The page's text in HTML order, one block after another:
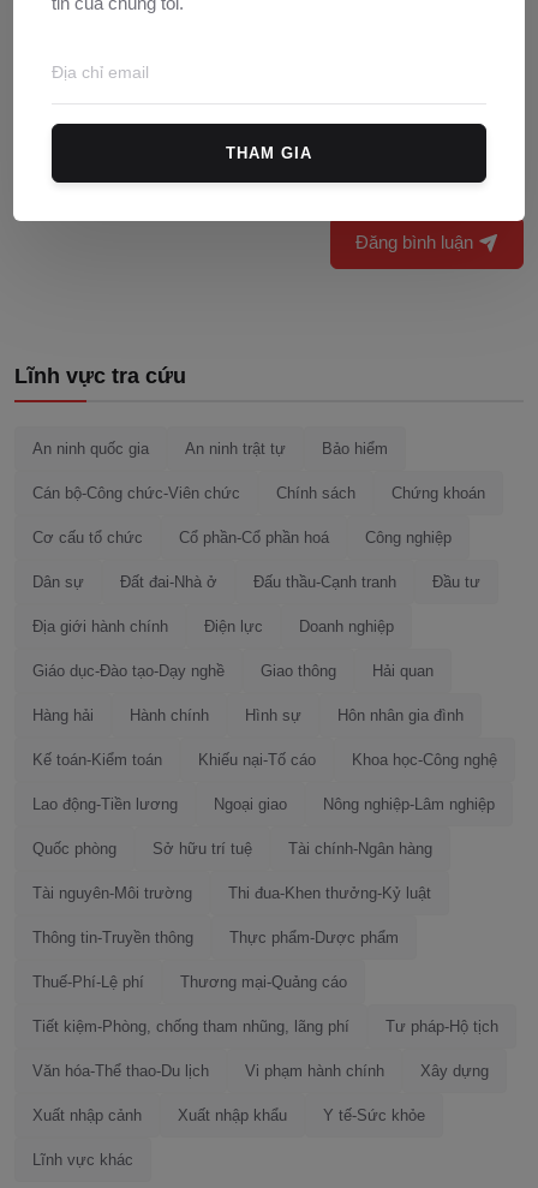
Đăng bình luận
Lĩnh vực tra cứu
An ninh quốc gia An ninh trật tự Bảo hiểm
Cán bộ-Công chức-Viên chức Chính sách Chứng khoán
Cơ cấu tổ chức Cổ phần-Cổ phần hoá Công nghiệp
Dân sự Đất đai-Nhà ở Đấu thầu-Cạnh tranh Đầu tư
Địa giới hành chính Điện lực Doanh nghiệp
Giáo dục-Đào tạo-Dạy nghề Giao thông Hải quan
Hàng hải Hành chính Hình sự Hôn nhân gia đình
Kế toán-Kiểm toán Khiếu nại-Tố cáo Khoa học-Công nghệ
Lao động-Tiền lương Ngoại giao Nông nghiệp-Lâm nghiệp
Quốc phòng Sở hữu trí tuệ Tài chính-Ngân hàng
Tài nguyên-Môi trường Thi đua-Khen thưởng-Kỷ luật
Thông tin-Truyền thông Thực phẩm-Dược phẩm
Thuế-Phí-Lệ phí Thương mại-Quảng cáo
Tiết kiệm-Phòng, chống tham nhũng, lãng phí Tư pháp-Hộ tịch
Văn hóa-Thể thao-Du lịch Vi phạm hành chính Xây dựng
Xuất nhập cảnh Xuất nhập khẩu Y tế-Sức khỏe
Lĩnh vực khác
THAM GIA